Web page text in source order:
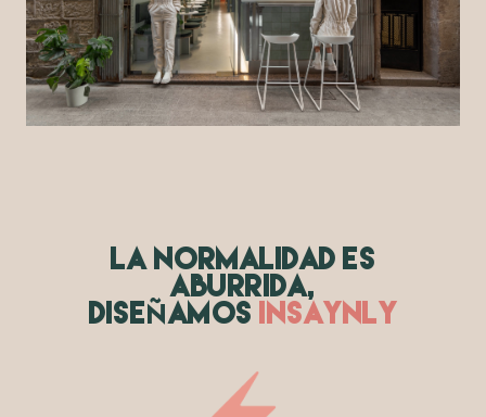
LA NORMALIDAD ES
ABURRIDA,
DISEÑAMOS INSAYNLY